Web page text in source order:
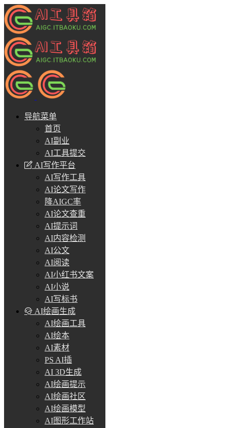
导航菜单
首页
AI副业
AI工具提交
AI写作平台
AI写作工具
AI论文写作
降AIGC率
AI论文查重
AI提示词
AI内容检测
AI公文
AI阅读
AI小红书文案
AI小说
AI写标书
AI绘画生成
AI绘画工具
AI绘本
AI素材
PS AI插
AI 3D生成
AI绘画提示
AI绘画社区
AI绘画模型
AI图形工作站